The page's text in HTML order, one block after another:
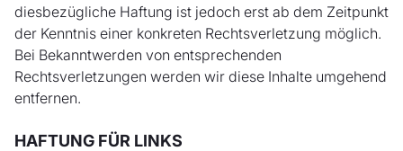
diesbezügliche Haftung ist jedoch erst ab dem Zeitpunkt
der Kenntnis einer konkreten Rechtsverletzung möglich.
Bei Bekanntwerden von entsprechenden
Rechtsverletzungen werden wir diese Inhalte umgehend
entfernen.
HAFTUNG FÜR LINKS